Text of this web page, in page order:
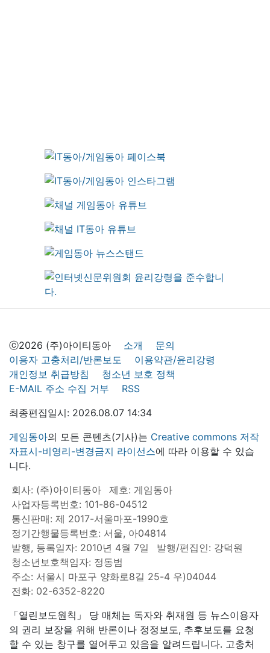
ⓒ2026 (주)아이티동아 소개
문의
이용자 고충처리/반론보도
이용약관/윤리강령
개인정보 취급방침
청소년 보호 정책
E-MAIL 주소 수집 거부
RSS
최종편집일시: 2026.08.07 14:34
게임동아의 모든 콘텐츠(기사)는 Creative commons 저작
자표시-비영리-변경금지 라이선스에 따라 이용할 수 있습
니다.
회사: (주)아이티동아
제호: 게임동아
사업자등록번호: 101-86-04512
통신판매: 제 2017-서울마포-1990호
정기간행물등록번호: 서울, 아04814
발행, 등록일자: 2010년 4월 7일
발행/편집인: 강덕원
청소년보호책임자: 정동범
주소: 서울시 마포구 양화로8길 25-4 우)04044
전화: 02-6352-8220
「열린보도원칙」 당 매체는 독자와 취재원 등 뉴스이용자
의 권리 보장을 위해 반론이나 정정보도, 추후보도를 요청
할 수 있는 창구를 열어두고 있음을 알려드립니다. 고충처